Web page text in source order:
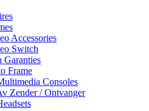
Accessories
Switch
Garanties
Frame
Consoles
Zender / Ontvanger